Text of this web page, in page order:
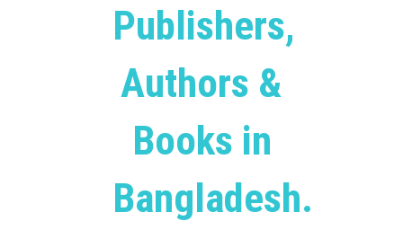
Publishers,
Authors &
Books in
Bangladesh.